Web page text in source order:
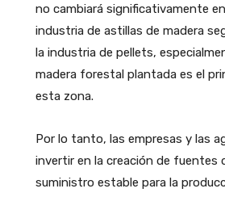
no cambiará significativamente
industria de astillas de madera
la industria de pellets,
madera forestal plantada es el
esta zona.
Por lo tanto, las empresas y las
invertir en la creación de fuentes
suministro estable para la